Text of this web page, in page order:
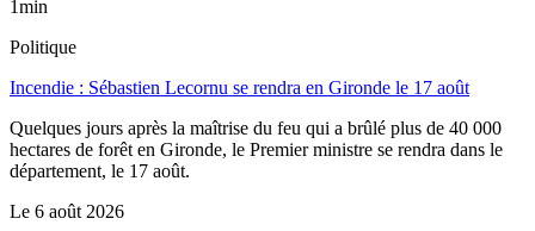
1min
Politique
Incendie : Sébastien Lecornu se rendra en Gironde le 17 août
Quelques jours après la maîtrise du feu qui a brûlé plus de 40 000
hectares de forêt en Gironde, le Premier ministre se rendra dans le
département, le 17 août.
Le 6 août 2026